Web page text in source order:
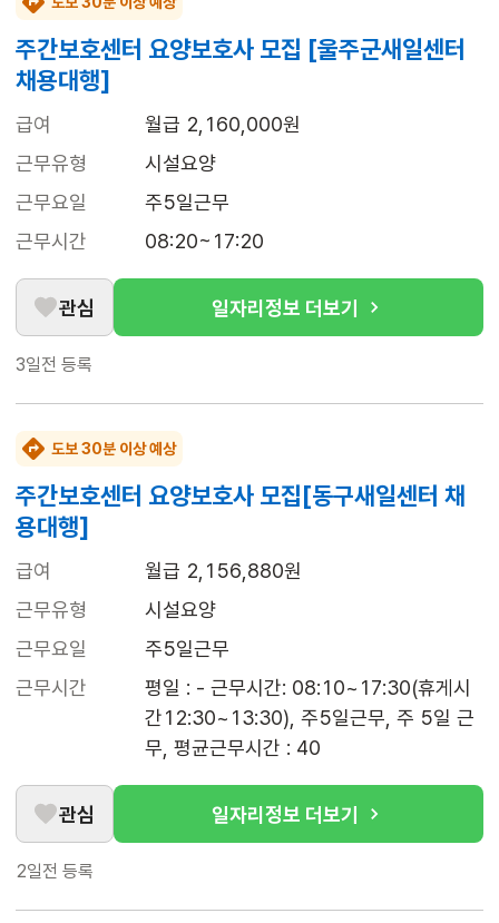
주간보호센터 요양보호사 모집 [울주군새일센터
채용대행]
급여
월급 2,160,000원
근무유형
시설요양
근무요일
주5일근무
근무시간
08:20~17:20
관심 일자리정보 더보기
3일전 등록
도보 30분 이상 예상
주간보호센터 요양보호사 모집[동구새일센터 채
용대행]
급여
월급 2,156,880원
근무유형
시설요양
근무요일
주5일근무
근무시간
평일 : - 근무시간: 08:10~17:30(휴게시
간12:30~13:30), 주5일근무, 주 5일 근
무, 평균근무시간 : 40
관심 일자리정보 더보기
2일전 등록